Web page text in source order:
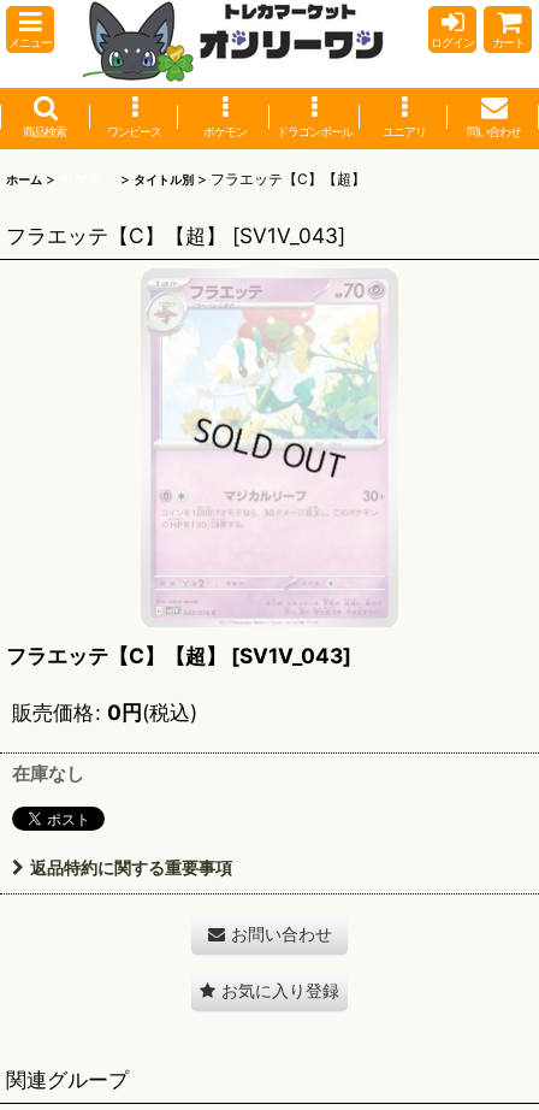
メニュー ログイン カート
商品検索 ワンピース ポケモン ドラゴンボール ユニアリ 問い合わせ
ホーム > > タイトル別 > フラエッテ【C】【超】
フラエッテ【C】【超】 [SV1V_043]
フラエッテ【C】【超】 [SV1V_043]
販売価格: 0円(税込)
在庫なし
返品特約に関する重要事項
お問い合わせ
お気に入り登録
関連グループ